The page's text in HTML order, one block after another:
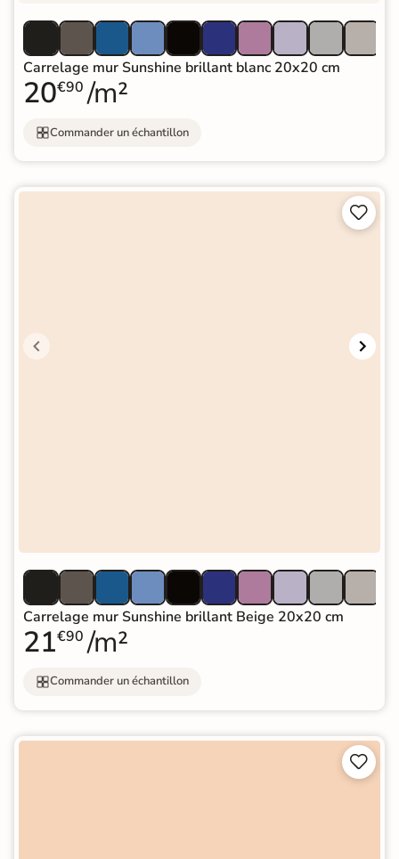
Carrelage mur Sunshine brillant blanc 20x20 cm
20€90 /m²
Commander un échantillon


Carrelage mur Sunshine brillant Beige 20x20 cm
21€90 /m²
Commander un échantillon

